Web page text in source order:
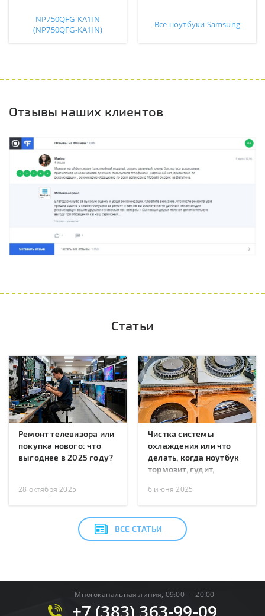
NP750QFG-KA1IN
(NP750QFG-KA1IN)
Все ноутбуки Samsung
Отзывы наших клиентов
Статьи
Ремонт телевизора или
покупка нового: что
выгоднее в 2025 году?
28 октября 2025
Чистка системы
охлаждения или что
делать, когда ноутбук
тормозит, гудит,
перезагружается?
6 июня 2025
ВСЕ СТАТЬИ
Многоканальная линия, 09:00 — 20:00
+7 (383) 363-99-09